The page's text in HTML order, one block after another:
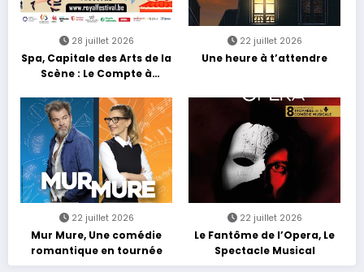
28 juillet 2026
Spa, Capitale des Arts de la
Scène : Le Compte à
22 juillet 2026
Une heure à t’attendre
22 juillet 2026
Mur Mure, Une comédie
romantique en tournée
22 juillet 2026
Le Fantôme de l’Opera, Le
Spectacle Musical